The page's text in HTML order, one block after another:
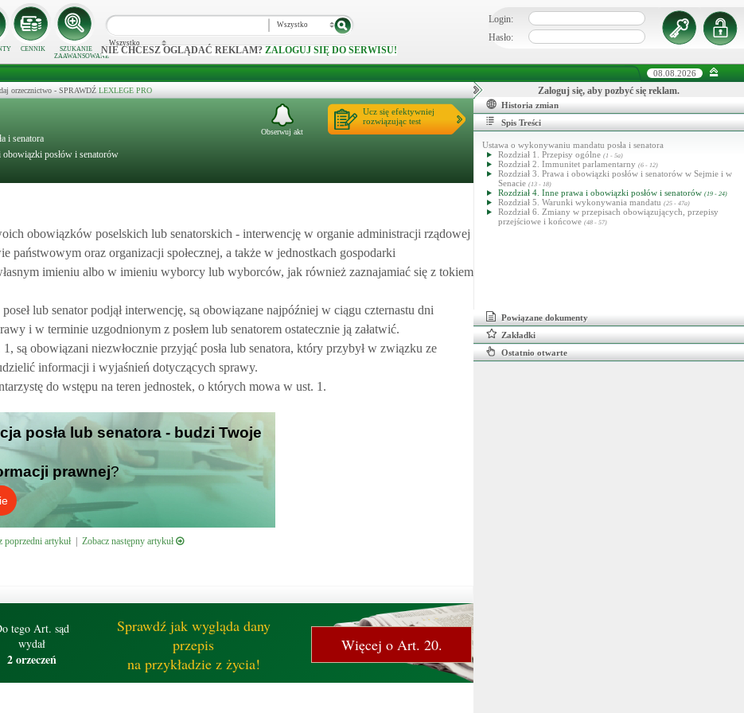
CENNIK
SZUKANIE
ZAAWANSOWANE
Wszystko
Wszystko
NIE CHCESZ OGLĄDAĆ REKLAM? ZALOGUJ SIĘ DO SERWISU!
Login:
Hasło:
08.08.2026
orzecznictwo - SPRAWDŹ LEXLEGE PRO
i senatora
obowiązki posłów i senatorów
Ucz się efektywniej
rozwiązując test
Obserwuj akt
obowiązków poselskich lub senatorskich - interwencję w organie administracji rządowej
państwowym oraz organizacji społecznej, a także w jednostkach gospodarki
imieniu albo w imieniu wyborcy lub wyborców, jak również zaznajamiać się z tokiem
lub senator podjął interwencję, są obowiązane najpóźniej w ciągu czternastu dni
i w terminie uzgodnionym z posłem lub senatorem ostatecznie ją załatwić.
obowiązani niezwłocznie przyjąć posła lub senatora, który przybył w związku ze
informacji i wyjaśnień dotyczących sprawy.
do wstępu na teren jednostek, o których mowa w ust. 1.
posła lub senatora - budzi Twoje
prawnej?
poprzedni artykuł| Zobacz następny artykuł
tego Art. sąd
wydał
2 orzeczeń
Sprawdź jak wygląda dany
przepis
na przykładzie z życia!
Więcej o Art. 20.
Zaloguj się, aby pozbyć się reklam.
Historia zmian
Spis Treści
Ustawa o wykonywaniu mandatu posła i senatora
Rozdział 1. Przepisy ogólne (1 - 5a)
Rozdział 2. Immunitet parlamentarny (6 - 12)
Rozdział 3. Prawa i obowiązki posłów i senatorów w Sejmie i w
Senacie (13 - 18)
Rozdział 4. Inne prawa i obowiązki posłów i senatorów (19 - 24)
Rozdział 5. Warunki wykonywania mandatu (25 - 47a)
Rozdział 6. Zmiany w przepisach obowiązujących, przepisy
przejściowe i końcowe (48 - 57)
Powiązane dokumenty
Zakładki
Ostatnio otwarte